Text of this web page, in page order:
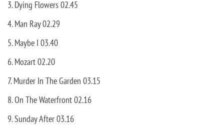
3. Dying Flowers 02.45
4. Man Ray 02.29
5. Maybe I 03.40
6. Mozart 02.20
7. Murder In The Garden 03.15
8. On The Waterfront 02.16
9. Sunday After 03.16